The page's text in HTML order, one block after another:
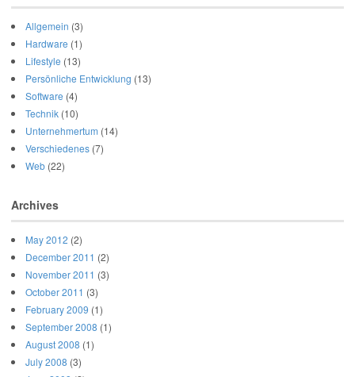
Allgemein (3)
Hardware (1)
Lifestyle (13)
Persönliche Entwicklung (13)
Software (4)
Technik (10)
Unternehmertum (14)
Verschiedenes (7)
Web (22)
Archives
May 2012 (2)
December 2011 (2)
November 2011 (3)
October 2011 (3)
February 2009 (1)
September 2008 (1)
August 2008 (1)
July 2008 (3)